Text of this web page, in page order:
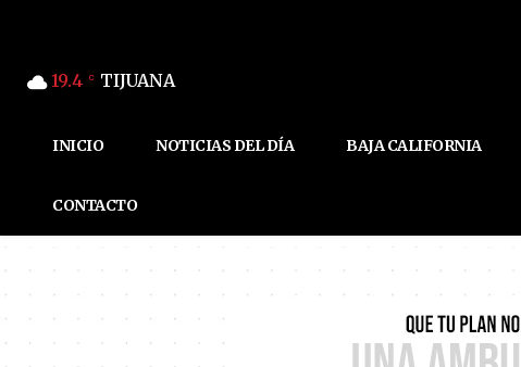
19.4 C TIJUANA
INICIO NOTICIAS DEL DÍA BAJA CALIFORNIA
CONTACTO